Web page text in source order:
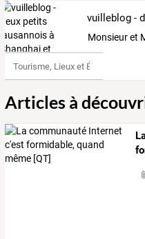
Monsieur et
Tourisme, Lieux et Événements
Articles à